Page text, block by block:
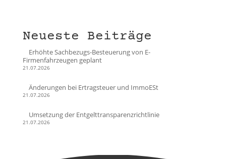
Neueste Beiträge
Erhöhte Sachbezugs-Besteuerung von E-
Firmenfahrzeugen geplant
21.07.2026
Änderungen bei Ertragsteuer und ImmoESt
21.07.2026
Umsetzung der Entgelttransparenzrichtlinie
21.07.2026